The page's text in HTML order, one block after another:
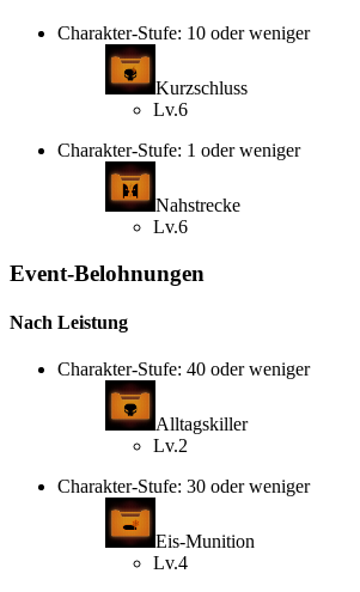
Charakter-Stufe: 10 oder weniger
Kurzschluss
Lv.6
Charakter-Stufe: 1 oder weniger
Nahstrecke
Lv.6
Event-Belohnungen
Nach Leistung
Charakter-Stufe: 40 oder weniger
Alltagskiller
Lv.2
Charakter-Stufe: 30 oder weniger
Eis-Munition
Lv.4